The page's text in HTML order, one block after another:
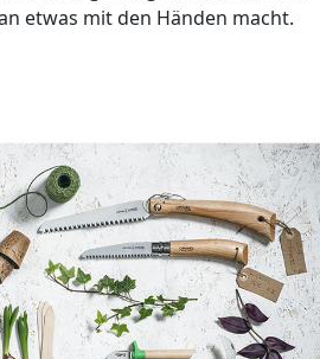
etwas mit den Händen macht.